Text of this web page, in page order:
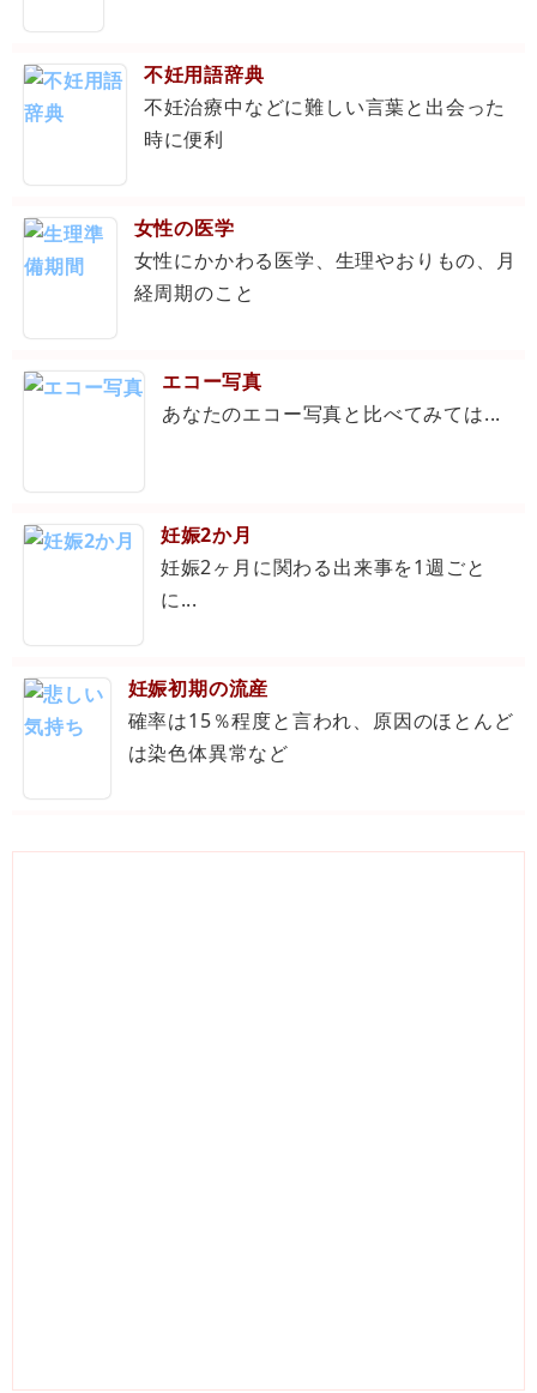
不妊用語辞典
不妊治療中などに難しい言葉と出会った
時に便利
女性の医学
女性にかかわる医学、生理やおりもの、月
経周期のこと
エコー写真
あなたのエコー写真と比べてみては...
妊娠2か月
妊娠2ヶ月に関わる出来事を1週ごと
に...
妊娠初期の流産
確率は15％程度と言われ、原因のほとんど
は染色体異常など